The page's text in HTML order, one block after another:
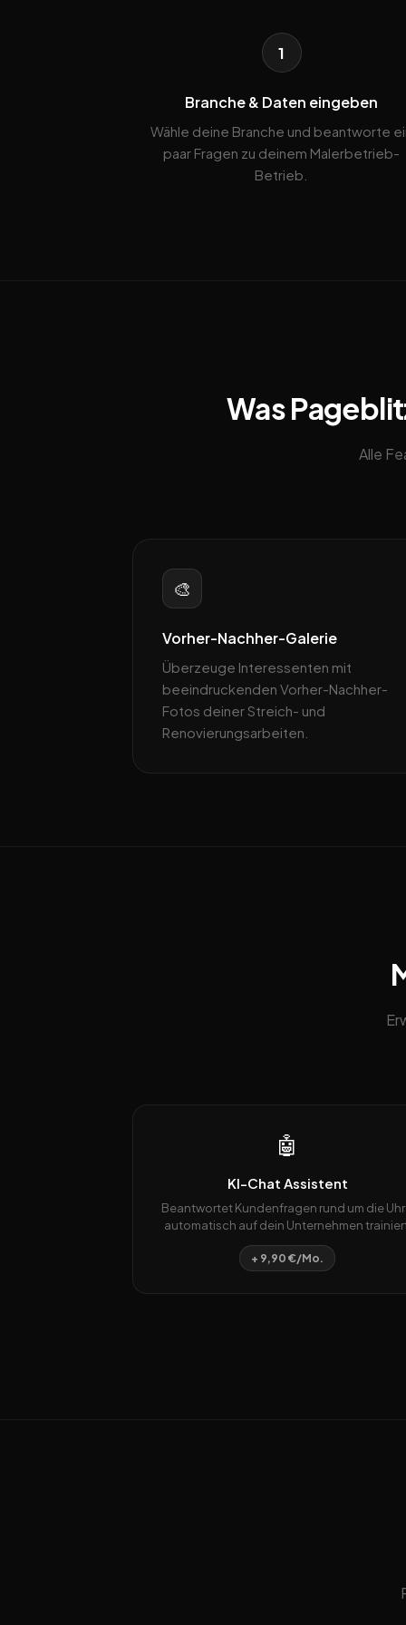
1
Branche & Daten eingeben
Wähle deine Branche und beantworte
paar Fragen zu deinem Malerbetrieb-
Betrieb.
Was
Alle
🎨
Vorher-Nachher-Galerie
Überzeuge Interessenten mit
beeindruckenden Vorher-Nachher-
Fotos deiner Streich- und
Renovierungsarbeiten.
🤖
KI-Chat Assistent
Beantwortet Kundenfragen rund um die Uhr
automatisch auf dein Unternehmen
+ 9,90 €/Mo.